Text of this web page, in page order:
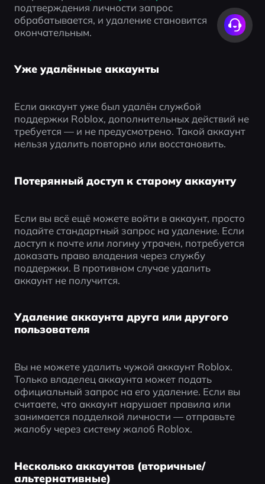
подтверждения личности запрос
обрабатывается, и удаление становится
окончательным.
Уже удалённые аккаунты
Если аккаунт уже был удалён службой
поддержки Roblox, дополнительных действий не
требуется — и не предусмотрено. Такой аккаунт
нельзя удалить повторно или восстановить.
Потерянный доступ к старому аккаунту
Если вы всё ещё можете войти в аккаунт, просто
подайте стандартный запрос на удаление. Если
доступ к почте или логину утрачен, потребуется
доказать право владения через службу
поддержки. В противном случае удалить
аккаунт не получится.
Удаление аккаунта друга или другого
пользователя
Вы не можете удалить чужой аккаунт Roblox.
Только владелец аккаунта может подать
официальный запрос на его удаление. Если вы
считаете, что аккаунт нарушает правила или
занимается подделкой личности — отправьте
жалобу через систему жалоб Roblox.
Несколько аккаунтов (вторичные/
альтернативные)